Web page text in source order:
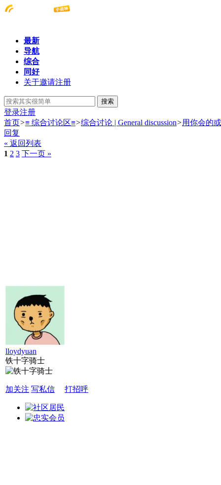
最新
导航
综合
同好
关于邀请注册
搜索
登录注册
首页>≡ 综合讨论区≡>综合讨论 | General discussion>用你会的
回复
« 返回列表
1 2 3 下一页 »
lloydyuan
铁十字骑士
加关注 写私信 打招呼